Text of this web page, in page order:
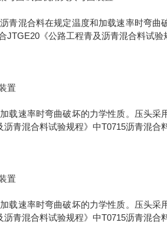
青混合料在规定温度和加载速率时弯
JTGE20 《公路工程青及沥青混合料试验
置
载速率时弯曲破坏的力学性质。压头采
沥青混合料试验规程》中T0715沥青混合
置
载速率时弯曲破坏的力学性质。压头采
沥青混合料试验规程》中T0715沥青混合